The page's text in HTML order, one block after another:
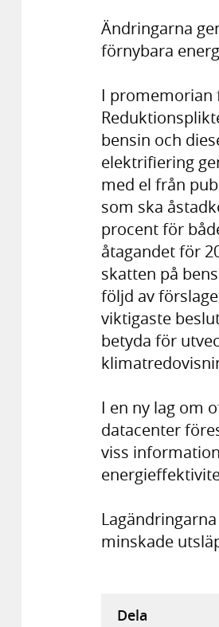
Ändringarna
förnybara
I promemorian
bensin och
elektrifiering
med el från
som ska
procent för
åtagandet för
skatten på
följd av
viktigaste
betyda för
I en ny lag om
datacenter
viss
minskade
Dela